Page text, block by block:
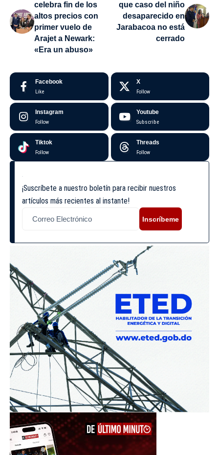
celebra fin de los
altos precios con
primer vuelo de
Arajet a Newark:
«Era un abuso»
que caso del niño
desaparecido en
Jarabacoa no está
cerrado
Facebook
Like
X
Follow
Instagram
Follow
Youtube
Subscribe
Tiktok
Follow
Threads
Follow
¡Suscríbete a nuestro boletín para recibir nuestros
artículos más recientes al instante!
Inscríbeme